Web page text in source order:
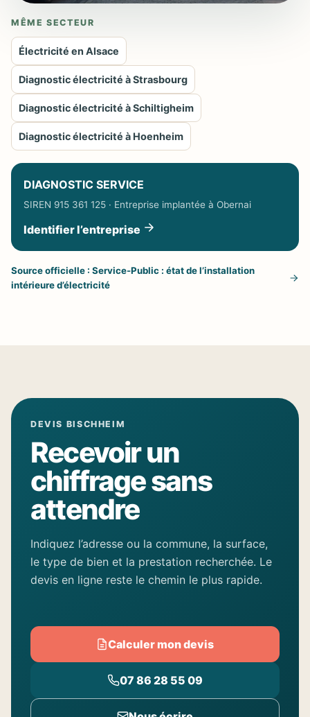
MÊME SECTEUR
Électricité en Alsace
Diagnostic électricité à Strasbourg
Diagnostic électricité à Schiltigheim
Diagnostic électricité à Hoenheim
DIAGNOSTIC SERVICE
SIREN 915 361 125 · Entreprise implantée à Obernai
Identifier l’entreprise
Source officielle : Service-Public : état de l’installation
intérieure d’électricité
DEVIS BISCHHEIM
Recevoir un
chiffrage sans
attendre
Indiquez l’adresse ou la commune, la surface,
le type de bien et la prestation recherchée. Le
devis en ligne reste le chemin le plus rapide.
Calculer mon devis
07 86 28 55 09